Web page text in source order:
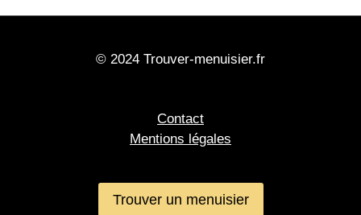
© 2024 Trouver-menuisier.fr
Contact
Mentions légales
Trouver un menuisier